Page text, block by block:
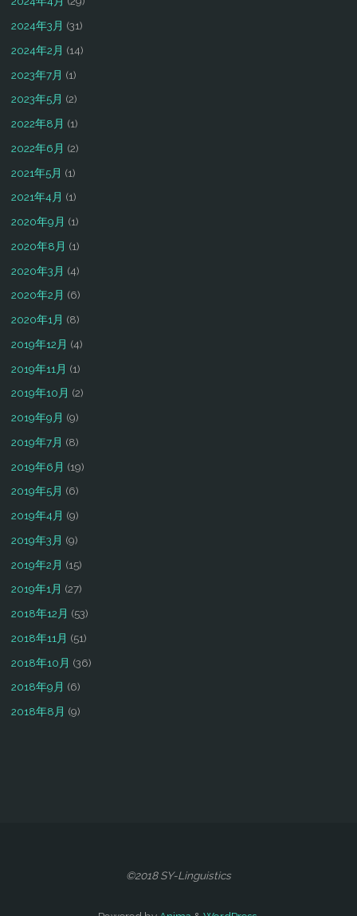
2024年3月 (31)
2024年2月 (14)
2023年7月 (1)
2023年5月 (2)
2022年8月 (1)
2022年6月 (2)
2021年5月 (1)
2021年4月 (1)
2020年9月 (1)
2020年8月 (1)
2020年3月 (4)
2020年2月 (6)
2020年1月 (8)
2019年12月 (4)
2019年11月 (1)
2019年10月 (2)
2019年9月 (9)
2019年7月 (8)
2019年6月 (19)
2019年5月 (6)
2019年4月 (9)
2019年3月 (9)
2019年2月 (15)
2019年1月 (27)
2018年12月 (53)
2018年11月 (51)
2018年10月 (36)
2018年9月 (6)
2018年8月 (9)
©2018 SY-Linguistics